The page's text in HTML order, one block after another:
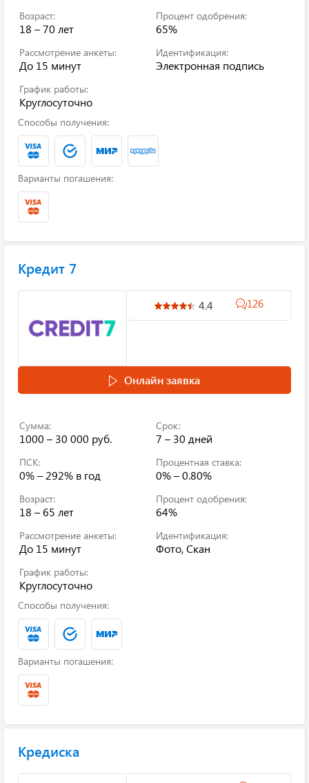
Возраст:
18 – 70 лет
Процент одобрения:
65%
Рассмотрение анкеты:
До 15 минут
Идентификация:
Электронная подпись
График работы:
Круглосуточно
Способы получения:
Варианты погашения:
Кредит 7
4.4 126
Онлайн заявка
Сумма:
1000 – 30 000 руб.
Срок:
7 – 30 дней
ПСК:
0% – 292% в год
Процентная ставка:
0% – 0.80%
Возраст:
18 – 65 лет
Процент одобрения:
64%
Рассмотрение анкеты:
До 15 минут
Идентификация:
Фото, Скан
График работы:
Круглосуточно
Способы получения:
Варианты погашения:
Кредиска